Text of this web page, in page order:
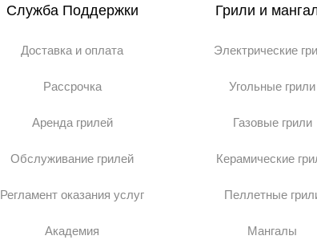
Служба Поддержки
Доставка и оплата
Рассрочка
Аренда грилей
Обслуживание грилей
Регламент оказания услуг
Академия
Грили и
Электрические
Угольные грили
Газовые грили
Керамические
Пеллетные
Мангалы